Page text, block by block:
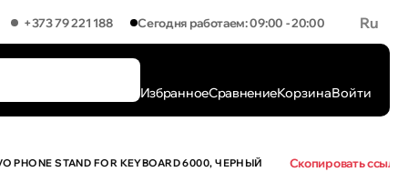
+373 79 221 188 Сегодня работаем: 09:00 - 20:00 Ru
ИзбранноеСравнениеКорзинаВойти
STAND FOR KEYBOARD 6000, ЧЕРНЫЙ Скопировать ссылку